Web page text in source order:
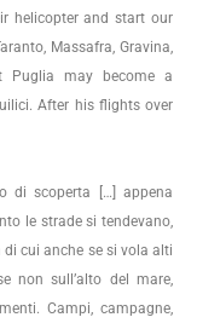
helicopter and start our
Massafra, Gravina,
Puglia may become a
After his flights over
di scoperta […] appena
le strade si tendevano,
cui anche se si vola alti
non sull’alto del mare,
Campi, campagne,